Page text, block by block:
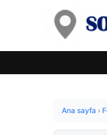
Ana sayfa ›